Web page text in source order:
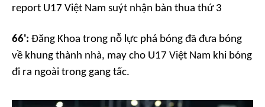
report U17 Việt Nam suýt nhận bàn thua thứ 3
66': Đăng Khoa trong nỗ lực phá bóng đã đưa bóng
về khung thành nhà, may cho U17 Việt Nam khi bóng
đi ra ngoài trong gang tấc.